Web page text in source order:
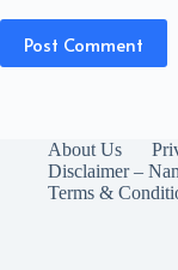
Post Comment
About Us
Disclaimer –
Terms &